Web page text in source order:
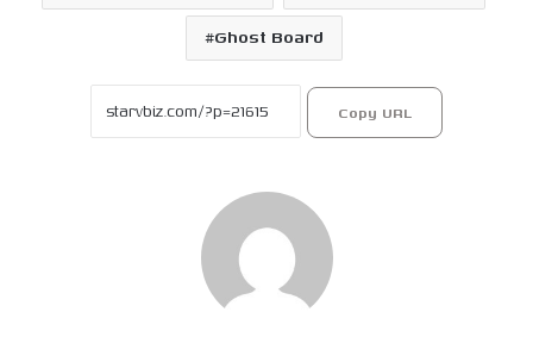
Ghost Board
Copy URL